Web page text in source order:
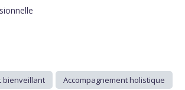
bienveillant
Accompagnement holistique